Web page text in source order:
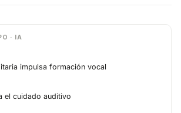
· IA
impulsa formación vocal
el cuidado auditivo